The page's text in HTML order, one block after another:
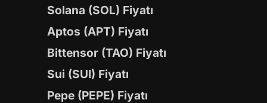
Solana (SOL) Fiyatı
Aptos (APT) Fiyatı
Bittensor (TAO) Fiyatı
Sui (SUI) Fiyatı
Pepe (PEPE) Fiyatı